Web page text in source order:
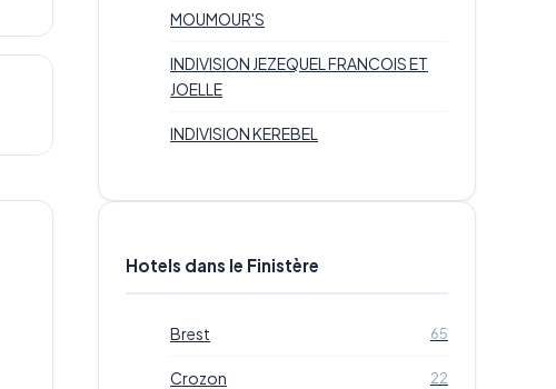
MOUMOUR'S
INDIVISION JEZEQUEL FRANCOIS ET
JOELLE
INDIVISION KEREBEL
Hotels dans le Finistère
Brest 65
Crozon 22